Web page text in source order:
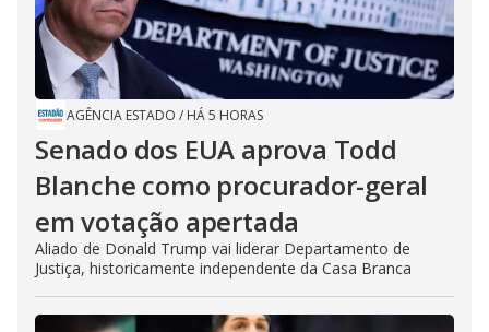
AGÊNCIA ESTADO / HÁ 5 HORAS
Senado dos EUA aprova Todd
Blanche como procurador-geral
em votação apertada
Aliado de Donald Trump vai liderar Departamento de
Justiça, historicamente independente da Casa Branca